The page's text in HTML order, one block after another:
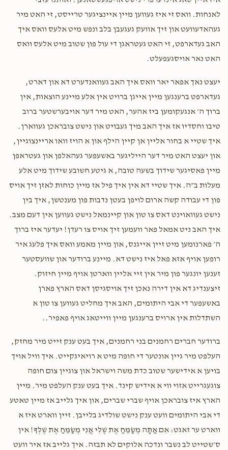
Mendy Kohn
$32.00
1 year ago $18.00
לאנחות. וואס זי איז געווען מיין איינציגער טרייסט, זי האט מיר
געהאדעוועט און זיך אוועק געגעבן בלב ונפש מיט אלעס וואס איך
האב געדארפט, זי האט געטראגן די עול פון שטוב מיט אלעס וואס
האט נאר אויסגעפעלט.
יעצט נאך אפאר יאר וואס איך האב געוואנדערט דא און דארט,
געדארפט ברענגען מיין אייגן ברויט אין אלע מיינע הוצאות, אין
ברוך ה׳ אנגעקומען ביז אהער, האט מיר דער אויבערשטער ברוב
טיבו וחסדיו אז איך האב מיך געבויט און נישט צובראכן געווארן.
איך שטיי א בחור אליין אן קיין הילף און א הויז וואו אריינצוגיין,
און יעצט האט מיר דער הייליגער באשעפער געהאלפן און געטראפן
מיין פאסיגער שידוך בשעה טובה, א גיטע חשובע שידוך מיט אלע
מעלות ב״ה. איך שטיי דא אין איך פיל אז מיין כוחות לאזן זיך אויס
פון די עבודה קשה ארום לויפן בעטן נדבות פון מענטשן, איך בין
נישט געוואוינט דאס צו טון און קיינמאל נישט געווען אין דעם מצב.
איך האב ניט אמאל פאר וועמען זיך אויס צו רעדן! יעדער איז ברוך
ה׳ פארנומען מיט זיין אייגנס, און מיין מאמע וואס איך פלעג איר
רופען אויף אזא פאל איז נישט דא. מיינע ברודער און שוועסטער
זענען יונגער פון מיר אין זיי אליין ווארטן אויף מיין חיזוק.
זיצענדיג דא אין דירה נאכן זיך אויסגיסן דאס הארץ פארן
באשעפער די אבי היתומים, האב איך מחליט געווען צו טון א
השתדלות אין ארויס ברענגען מיין ווייטאג אויף פאפיר..
ברודער חברים רחמנים בני רחמנים, איך בעט ענק זייט מיר מחזק,
העלפט מיר גיין אונטער די חופה מיט א רויאיגקייט. איך וויל אויך
בויען א אידישער שטוב כדת משה וישראל און צוגיין צום חופה
צוגעגרייט אזוי ווי א אידיש קינד. איך בעט ענק העלפט מיר. מיין
הארץ איז צובראכן אויף שברי שברים, און איך גלייב אז מיין טאטע
די אבי היתומים וועט ענק נישט שולדיג בלייבן. זיין ווארט איז א
ווארט ער זאגט: אִם אַתָּה מְשַׂמֵּחַ אֶת שֶׁלִּי אֲנִי מְשַׂמֵּחַ אֶת שֶׁלְּךָ! אין
ס׳שטייט לב נשבר ונדכה אלוקים לא תבזה. איך גלייב אז איר וועט